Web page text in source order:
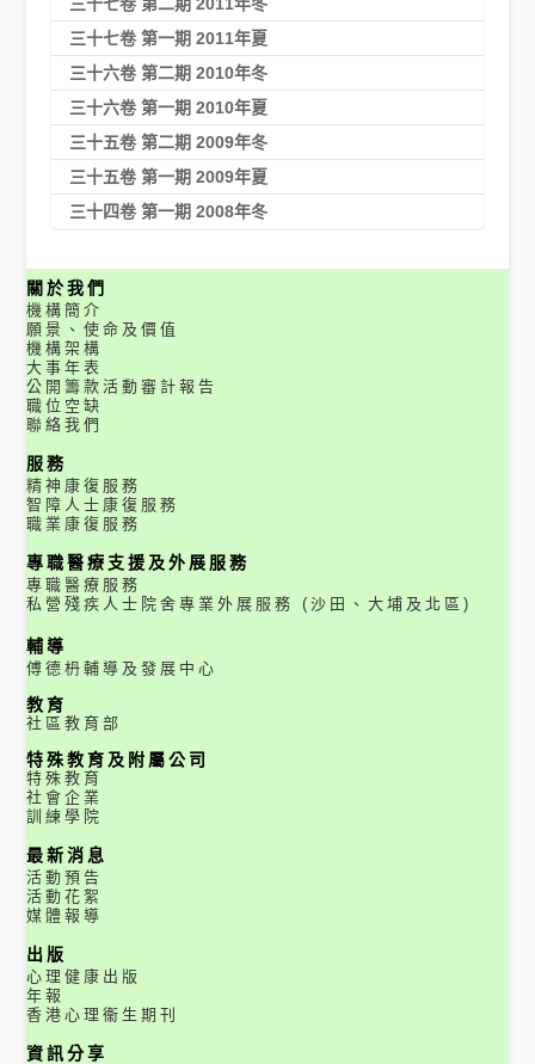
三十七卷 第一期 2011年夏
三十六卷 第二期 2010年冬
三十六卷 第一期 2010年夏
三十五卷 第二期 2009年冬
三十五卷 第一期 2009年夏
三十四卷 第一期 2008年冬
關於我們
機構簡介
願景、使命及價值
機構架構
大事年表
公開籌款活動審計報告
職位空缺
聯絡我們
服務
精神康復服務
智障人士康復服務
職業康復服務
專職醫療支援及外展服務
專職醫療服務
私營殘疾人士院舍專業外展服務 (沙田、大埔及北區)
輔導
傅德枬輔導及發展中心
教育
社區教育部
特殊教育及附屬公司
特殊教育
社會企業
訓練學院
最新消息
活動預告
活動花絮
媒體報導
出版
心理健康出版
年報
香港心理衞生期刊
資訊分享